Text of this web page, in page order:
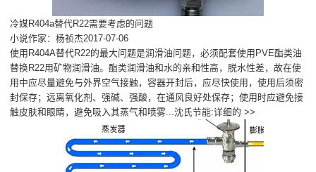
冷媒R404a替代R22需要考虑的问题
小说作家：杨祯杰2017-07-06
使用R404A替代R22的最大问题是润滑油问题，必须配套使用PVE酯类油
替换R22用矿物润滑油。酯类润滑油和水的亲和性高，脱水性差，故在使
用中应尽量避免与外界空气接触，容器开封后，应尽快使用，使用后须密
封保存；远离氧化剂、强碱、强酸，在通风良好处保存；使用时应避免接
触皮肤和眼睛，避免吸入其蒸气和喷雾...沈氏节能:详细的 >>